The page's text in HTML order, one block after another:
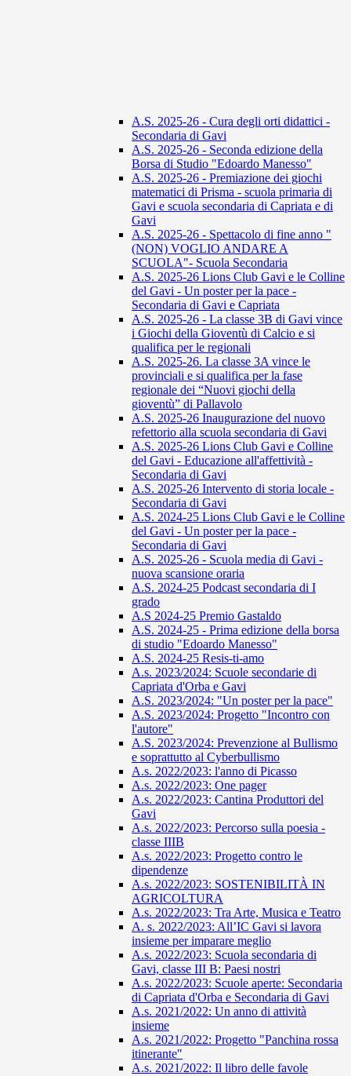
A.S. 2025-26 - Cura degli orti didattici -
Secondaria di Gavi
A.S. 2025-26 - Seconda edizione della
Borsa di Studio "Edoardo Manesso"
A.S. 2025-26 - Premiazione dei giochi
matematici di Prisma - scuola primaria di
Gavi e scuola secondaria di Capriata e di
Gavi
A.S. 2025-26 - Spettacolo di fine anno "
(NON) VOGLIO ANDARE A
SCUOLA"- Scuola Secondaria
A.S. 2025-26 Lions Club Gavi e le Colline
del Gavi - Un poster per la pace -
Secondaria di Gavi e Capriata
A.S. 2025-26 - La classe 3B di Gavi vince
i Giochi della Gioventù di Calcio e si
qualifica per le regionali
A.S. 2025-26. La classe 3A vince le
provinciali e si qualifica per la fase
regionale dei “Nuovi giochi della
gioventù” di Pallavolo
A.S. 2025-26 Inaugurazione del nuovo
refettorio alla scuola secondaria di Gavi
A.S. 2025-26 Lions Club Gavi e Colline
del Gavi - Educazione all'affettività -
Secondaria di Gavi
A.S. 2025-26 Intervento di storia locale -
Secondaria di Gavi
A.S. 2024-25 Lions Club Gavi e le Colline
del Gavi - Un poster per la pace -
Secondaria di Gavi
A.S. 2025-26 - Scuola media di Gavi -
nuova scansione oraria
A.S. 2024-25 Podcast secondaria di I
grado
A.S 2024-25 Premio Gastaldo
A.S. 2024-25 - Prima edizione della borsa
di studio "Edoardo Manesso"
A.S. 2024-25 Resis-ti-amo
A.s. 2023/2024: Scuole secondarie di
Capriata d'Orba e Gavi
A.S. 2023/2024: "Un poster per la pace"
A.S. 2023/2024: Progetto "Incontro con
l'autore"
A.S. 2023/2024: Prevenzione al Bullismo
e soprattutto al Cyberbullismo
A.s. 2022/2023: l'anno di Picasso
A.s. 2022/2023: One pager
A.s. 2022/2023: Cantina Produttori del
Gavi
A.s. 2022/2023: Percorso sulla poesia -
classe IIIB
A.s. 2022/2023: Progetto contro le
dipendenze
A.s. 2022/2023: SOSTENIBILITÀ IN
AGRICOLTURA
A.s. 2022/2023: Tra Arte, Musica e Teatro
A. s. 2022/2023: All’IC Gavi si lavora
insieme per imparare meglio
A.s. 2022/2023: Scuola secondaria di
Gavi, classe III B: Paesi nostri
A.s. 2022/2023: Scuole aperte: Secondaria
di Capriata d'Orba e Secondaria di Gavi
A.s. 2021/2022: Un anno di attività
insieme
A.s. 2021/2022: Progetto "Panchina rossa
itinerante"
A.s. 2021/2022: Il libro delle favole